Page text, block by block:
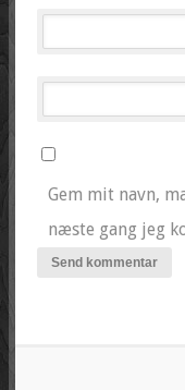
Gem mit navn,
næste gang jeg